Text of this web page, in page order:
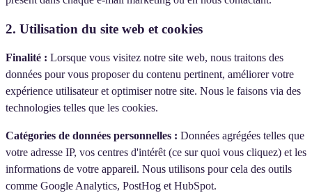
2. Utilisation du site web et cookies
Finalité : Lorsque vous visitez notre site web, nous traitons des
données pour vous proposer du contenu pertinent, améliorer votre
expérience utilisateur et optimiser notre site. Nous le faisons via des
technologies telles que les cookies.
Catégories de données personnelles : Données agrégées telles que
votre adresse IP, vos centres d'intérêt (ce sur quoi vous cliquez) et les
informations de votre appareil. Nous utilisons pour cela des outils
comme Google Analytics, PostHog et HubSpot.